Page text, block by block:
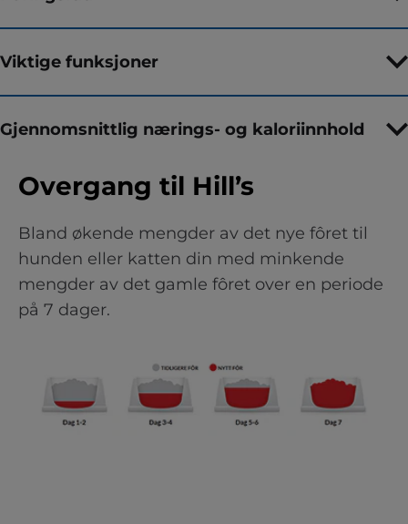
Viktige funksjoner
Gjennomsnittlig nærings- og kaloriinnhold
Overgang til Hill’s
Bland økende mengder av det nye fôret til
hunden eller katten din med minkende
mengder av det gamle fôret over en periode
på 7 dager.